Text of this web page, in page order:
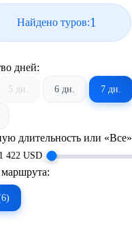
Найдено туров:1
дней:
5 дн. 6 дн. 7 дн.
длительность или «Все»
1 422 USD